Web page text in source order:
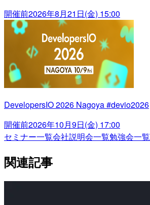
開催前2026年8月21日(金) 15:00
DevelopersIO 2026 Nagoya #devio2026
開催前2026年10月9日(金) 17:00
セミナー一覧会社説明会一覧勉強会一覧
関連記事